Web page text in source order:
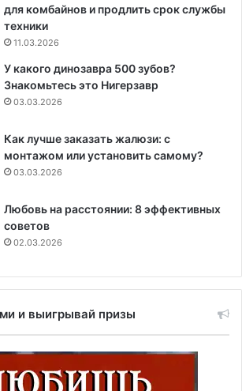
для комбайнов и продлить срок службы
техники
11.03.2026
У какого динозавра 500 зубов?
Знакомьтесь это Нигерзавр
03.03.2026
Как лучше заказать жалюзи: с
монтажом или установить самому?
03.03.2026
Любовь на расстоянии: 8 эффективных
советов
02.03.2026
и выигрывай призы